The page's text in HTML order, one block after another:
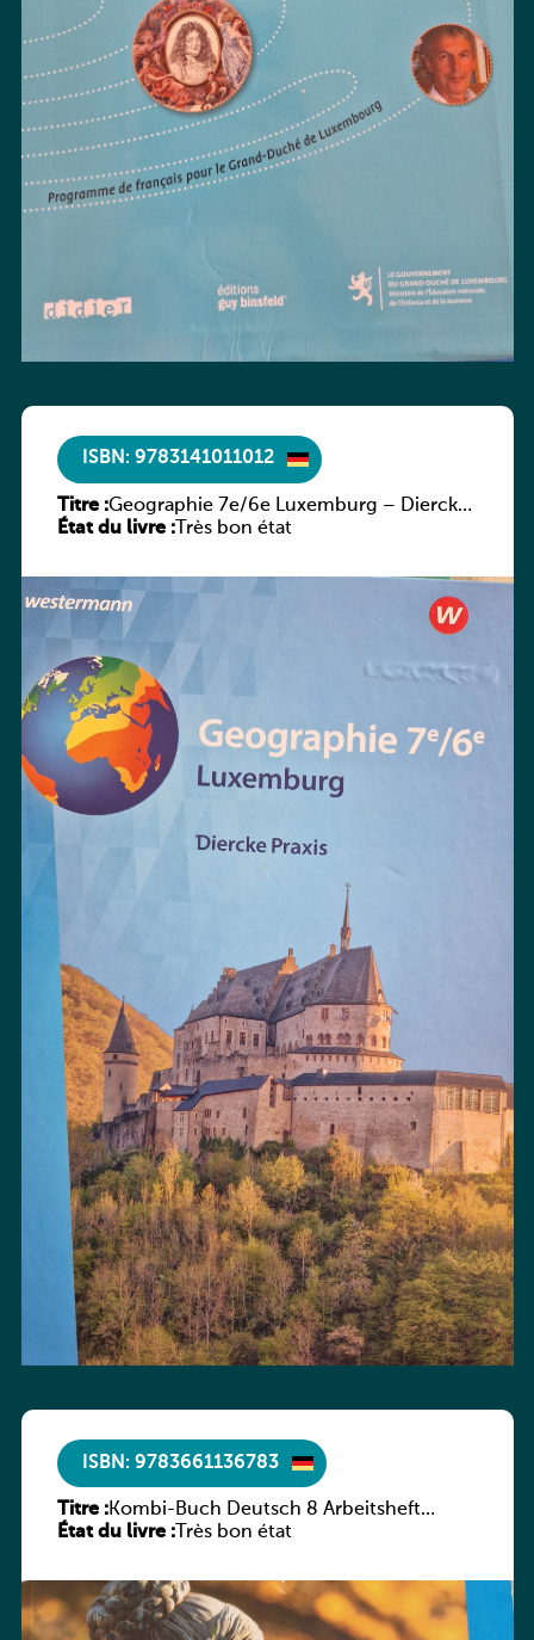
ISBN: 9783141011012
Titre :Geographie 7e/6e Luxemburg – Diercke
Praxis
État du livre :Très bon état
ISBN: 9783661136783
Titre :Kombi-Buch Deutsch 8 Arbeitsheft
(Neue Ausgabe Luxemburg)
État du livre :Très bon état